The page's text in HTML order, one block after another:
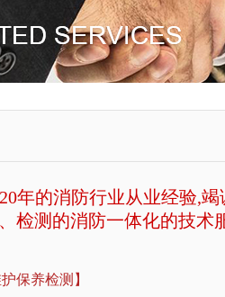
年的消防行业从业经验,
检测的消防一体化的技术
保养检测】